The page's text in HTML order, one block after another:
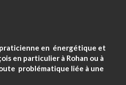
en énergétique et
en particulier à Rohan ou à
problématique liée à une